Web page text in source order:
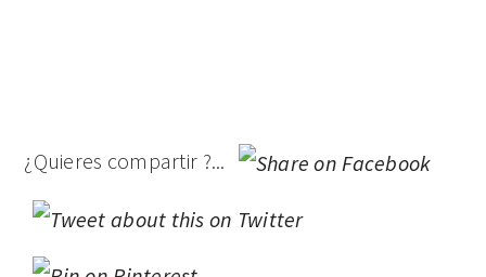
¿Quieres compartir ?...